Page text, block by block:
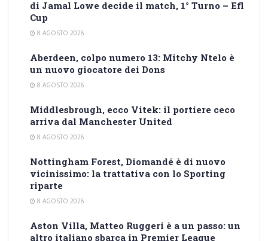
di Jamal Lowe decide il match, 1° Turno – Efl
Cup
8 AGOSTO 2026
Aberdeen, colpo numero 13: Mitchy Ntelo è
un nuovo giocatore dei Dons
8 AGOSTO 2026
Middlesbrough, ecco Vitek: il portiere ceco
arriva dal Manchester United
8 AGOSTO 2026
Nottingham Forest, Diomandé è di nuovo
vicinissimo: la trattativa con lo Sporting
riparte
8 AGOSTO 2026
Aston Villa, Matteo Ruggeri è a un passo: un
altro italiano sbarca in Premier League